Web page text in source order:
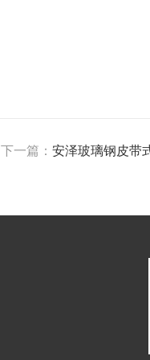
下一篇： 安泽玻璃钢皮带